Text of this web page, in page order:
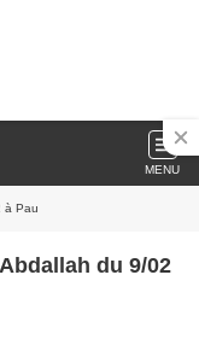
MENU
à Pau
du 9/02